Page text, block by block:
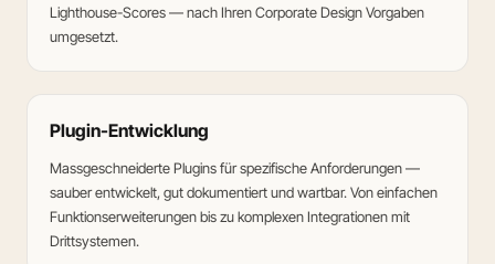
Lighthouse-Scores — nach Ihren Corporate Design Vorgaben
umgesetzt.
Plugin-Entwicklung
Massgeschneiderte Plugins für spezifische Anforderungen —
sauber entwickelt, gut dokumentiert und wartbar. Von einfachen
Funktionserweiterungen bis zu komplexen Integrationen mit
Drittsystemen.